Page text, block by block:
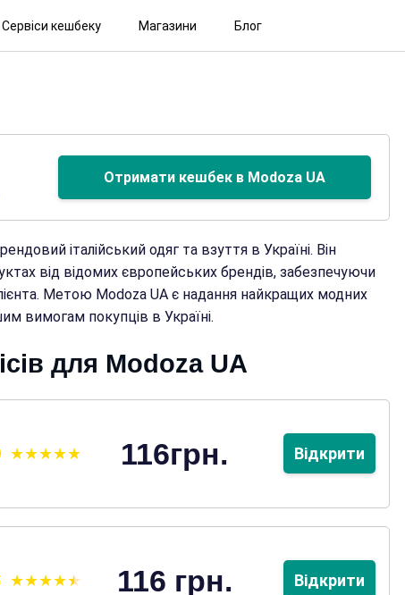
Сервіси кешбеку Магазини Блог
Отримати кешбек в Modoza UA
італійський одяг та взуття в Україні. Він
від відомих європейських брендів, забезпечуючи
Метою Modoza UA є надання найкращих модних
вимогам покупців в Україні.
для Modoza UA
116грн. Відкрити
116 грн. Відкрити